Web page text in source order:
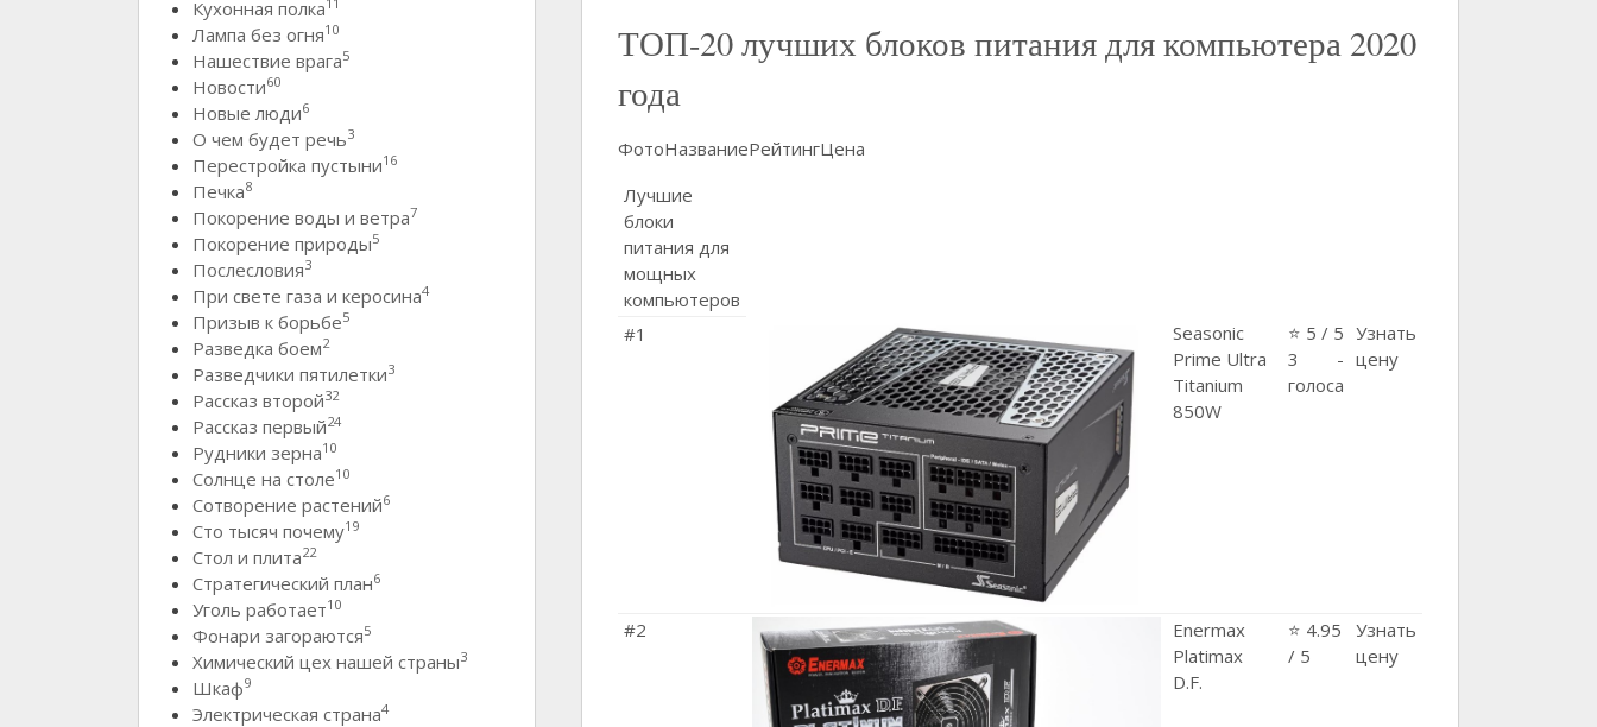
ТОП-20 лучших блоков питания для компьютера 2020
года
ФотоНазваниеРейтингЦена
Лучшие
блоки
питания для
мощных
компьютеров
#1
Seasonic
Prime Ultra
Titanium
850W
⭐ 5 / 5
3 -
голоса
Узнать
цену
#2
Enermax
Platimax
D.F.
⭐ 4.95
/ 5
Узнать
цену
Кухонная полка
Лампа без огня10
Нашествие врага5
Новости60
Новые люди6
О чем будет речь3
Перестройка пустыни16
Печка8
Покорение воды и ветра7
Покорение природы5
Послесловия3
При свете газа и керосина4
Призыв к борьбе5
Разведка боем2
Разведчики пятилетки3
Рассказ второй32
Рассказ первый24
Рудники зерна10
Солнце на столе10
Сотворение растений6
Сто тысяч почему19
Стол и плита22
Стратегический план6
Уголь работает10
Фонари загораются5
Химический цех нашей страны3
Шкаф9
Электрическая страна4